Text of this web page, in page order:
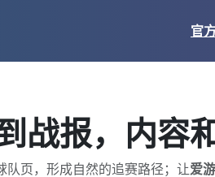
官
战报，内容
页，形成自然的追赛路径；让爱